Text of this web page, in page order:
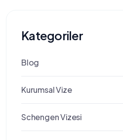
Kategoriler
Blog
Kurumsal Vize
Schengen Vizesi